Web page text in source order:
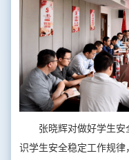
张晓辉对做好学生
识学生安全稳定工作规